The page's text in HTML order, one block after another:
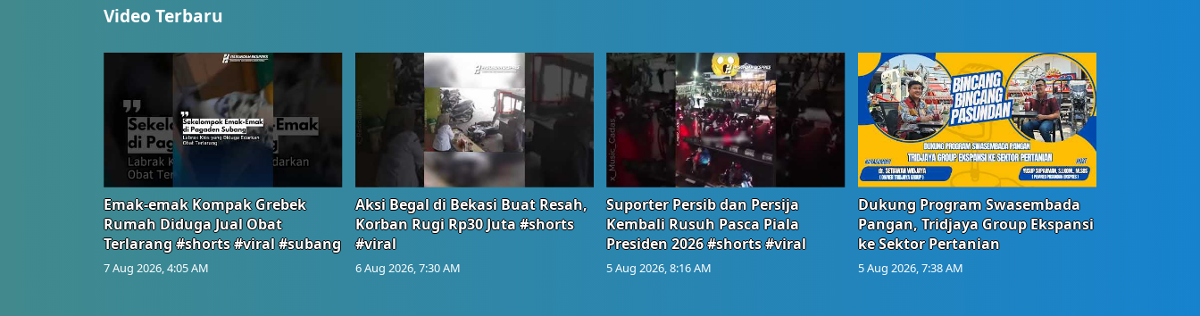
Video Terbaru
Emak-emak Kompak Grebek
Rumah Diduga Jual Obat
Terlarang #shorts #viral #subang
7 Aug 2026, 4:05 AM
Aksi Begal di Bekasi Buat Resah,
Korban Rugi Rp30 Juta #shorts
#viral
6 Aug 2026, 7:30 AM
Suporter Persib dan Persija
Kembali Rusuh Pasca Piala
Presiden 2026 #shorts #viral
5 Aug 2026, 8:16 AM
Dukung Program Swasembada
Pangan, Tridjaya Group Ekspansi
ke Sektor Pertanian
5 Aug 2026, 7:38 AM